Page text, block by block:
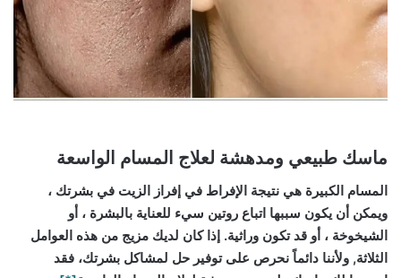
ماسك طبيعي ومدهشة لعلاج المسام الواسعة
المسام الكبيرة هي نتيجة الإفراط في إفراز الزيت في بشرتك ،
ويمكن أن يكون سببها اتباع روتين سيء للعناية بالبشرة ، أو
الشيخوخة ، أو قد تكون وراثية. إذا كان لديك مزيج من هذه العوامل
الثلاثة, ولأننا دائماً نحرص على توفير حل لمشاكل بشرتك، فقد